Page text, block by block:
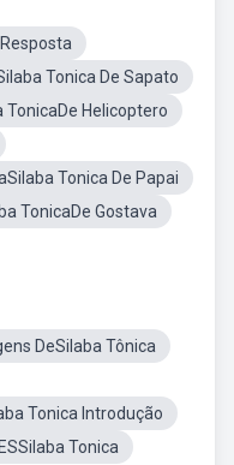
Tonica De Sapato
TonicaDe Helicoptero
Tonica De Papai
TonicaDe Gostava
DeSilaba Tônica
Tonica Introdução
Tonica